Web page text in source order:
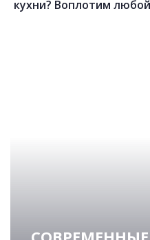
кухни? Воплотим